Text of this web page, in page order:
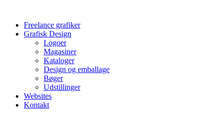
Freelance grafiker
Grafisk Design
Logoer
Magasiner
Kataloger
Design og emballage
Bøger
Udstillinger
Websites
Kontakt